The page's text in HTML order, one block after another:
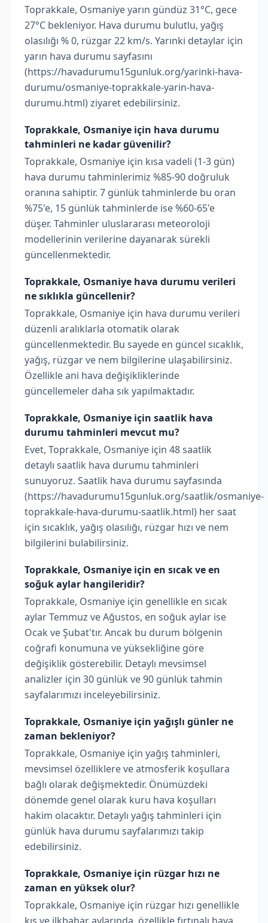
Toprakkale, Osmaniye yarın gündüz 31°C, gece
27°C bekleniyor. Hava durumu bulutlu, yağış
olasılığı % 0, rüzgar 22 km/s. Yarınki detaylar için
yarın hava durumu sayfasını
(https://havadurumu15gunluk.org/yarinki-hava-
durumu/osmaniye-toprakkale-yarin-hava-
durumu.html) ziyaret edebilirsiniz.
Toprakkale, Osmaniye için hava durumu
tahminleri ne kadar güvenilir?
Toprakkale, Osmaniye için kısa vadeli (1-3 gün)
hava durumu tahminlerimiz %85-90 doğruluk
oranına sahiptir. 7 günlük tahminlerde bu oran
%75'e, 15 günlük tahminlerde ise %60-65'e
düşer. Tahminler uluslararası meteoroloji
modellerinin verilerine dayanarak sürekli
güncellenmektedir.
Toprakkale, Osmaniye hava durumu verileri
ne sıklıkla güncellenir?
Toprakkale, Osmaniye için hava durumu verileri
düzenli aralıklarla otomatik olarak
güncellenmektedir. Bu sayede en güncel sıcaklık,
yağış, rüzgar ve nem bilgilerine ulaşabilirsiniz.
Özellikle ani hava değişikliklerinde
güncellemeler daha sık yapılmaktadır.
Toprakkale, Osmaniye için saatlik hava
durumu tahminleri mevcut mu?
Evet, Toprakkale, Osmaniye için 48 saatlik
detaylı saatlik hava durumu tahminleri
sunuyoruz. Saatlik hava durumu sayfasında
(https://havadurumu15gunluk.org/saatlik/osmaniye-
toprakkale-hava-durumu-saatlik.html) her saat
için sıcaklık, yağış olasılığı, rüzgar hızı ve nem
bilgilerini bulabilirsiniz.
Toprakkale, Osmaniye için en sıcak ve en
soğuk aylar hangileridir?
Toprakkale, Osmaniye için genellikle en sıcak
aylar Temmuz ve Ağustos, en soğuk aylar ise
Ocak ve Şubat'tır. Ancak bu durum bölgenin
coğrafi konumuna ve yüksekliğine göre
değişiklik gösterebilir. Detaylı mevsimsel
analizler için 30 günlük ve 90 günlük tahmin
sayfalarımızı inceleyebilirsiniz.
Toprakkale, Osmaniye için yağışlı günler ne
zaman bekleniyor?
Toprakkale, Osmaniye için yağış tahminleri,
mevsimsel özelliklere ve atmosferik koşullara
bağlı olarak değişmektedir. Önümüzdeki
dönemde genel olarak kuru hava koşulları
hakim olacaktır. Detaylı yağış tahminleri için
günlük hava durumu sayfalarımızı takip
edebilirsiniz.
Toprakkale, Osmaniye için rüzgar hızı ne
zaman en yüksek olur?
Toprakkale, Osmaniye için rüzgar hızı genellikle